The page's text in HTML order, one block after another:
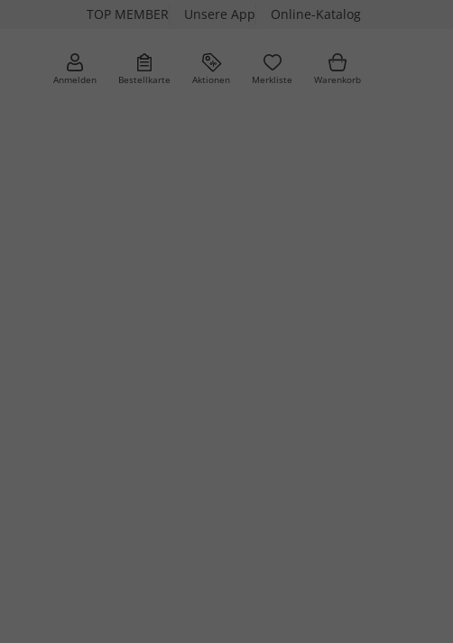
TOP MEMBER Unsere App Online-Katalog
Anmelden Bestellkarte Aktionen Merkliste Warenkorb